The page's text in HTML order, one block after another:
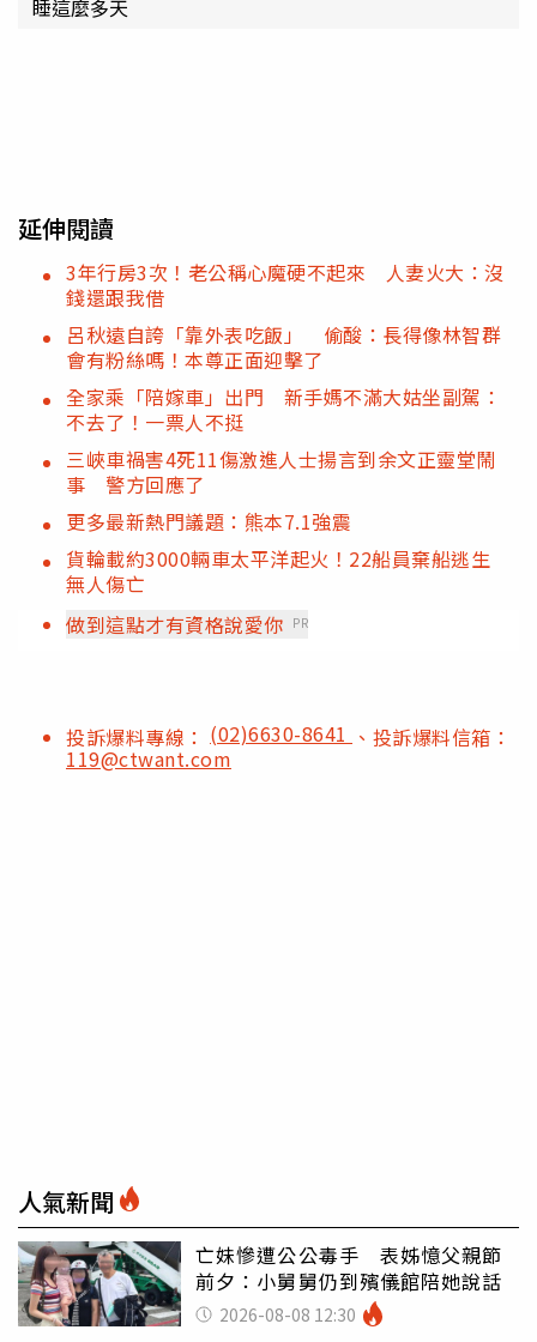
睡這麼多天
延伸閱讀
3年行房3次！老公稱心魔硬不起來 人妻火大：沒
錢還跟我借
呂秋遠自誇「靠外表吃飯」 偷酸：長得像林智群
會有粉絲嗎！本尊正面迎擊了
全家乘「陪嫁車」出門 新手媽不滿大姑坐副駕：
不去了！一票人不挺
三峽車禍害4死11傷激進人士揚言到余文正靈堂鬧
事 警方回應了
更多最新熱門議題：熊本7.1強震
貨輪載約3000輛車太平洋起火！22船員棄船逃生
無人傷亡
做到這點才有資格說愛你 PR
投訴爆料專線： (02)6630-8641 、投訴爆料信箱：
119@ctwant.com
人氣新聞
亡妹慘遭公公毒手 表姊憶父親節
前夕：小舅舅仍到殯儀館陪她說話
2026-08-08 12:30